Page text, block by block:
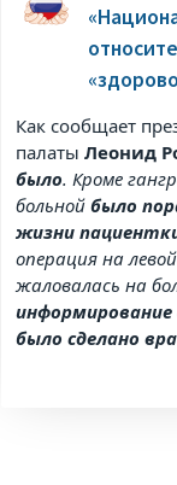
Как сообщает
палатыЛеонид
было. Кроме
больнойбыло
жизни
операция на
жаловалась на
информирование
было сделано